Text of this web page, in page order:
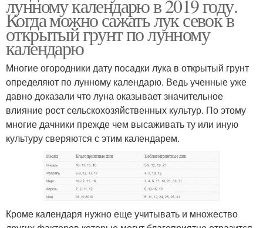
лунному календарю в 2019 году.
Когда можно сажать лук севок в
открытый грунт по лунному
календарю
Многие огородники дату посадки лука в открытый грунт
определяют по лунному календарю. Ведь ученные уже
давно доказали что луна оказывает значительное
влияние рост сельскохозяйственных культур. По этому
многие дачники прежде чем высаживать ту или иную
культуру сверяются с этим календарем.
Кроме календаря нужно еще учитывать и множество